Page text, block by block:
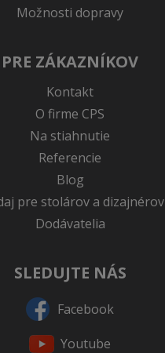
Možnosti dopravy
PRE ZÁKAZNÍKOV
Kontakt
O firme CPS
Na stiahnutie
Referencie
Blog
pre stolárov a dizajnérov
Dodávatelia
SLEDUJTE NÁS
Facebook
Youtube